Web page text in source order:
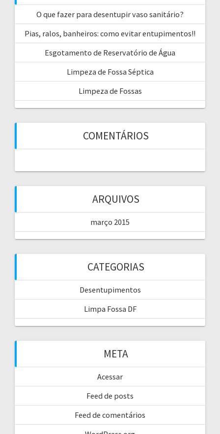
O que fazer para desentupir vaso sanitário?
Pias, ralos, banheiros: como evitar entupimentos!!
Esgotamento de Reservatório de Água
Limpeza de Fossa Séptica
Limpeza de Fossas
COMENTÁRIOS
ARQUIVOS
março 2015
CATEGORIAS
Desentupimentos
Limpa Fossa DF
META
Acessar
Feed de posts
Feed de comentários